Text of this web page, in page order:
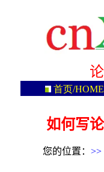
首页/HOME
如何写
您的位置： >>